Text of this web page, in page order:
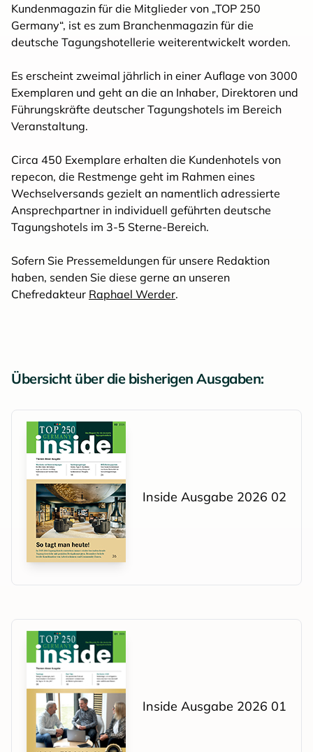
Kundenmagazin für die Mitglieder von „TOP 250
Germany“, ist es zum Branchenmagazin für die
deutsche Tagungshotellerie weiterentwickelt worden.
Es erscheint zweimal jährlich in einer Auflage von 3000
Exemplaren und geht an die an Inhaber, Direktoren und
Führungskräfte deutscher Tagungshotels im Bereich
Veranstaltung.
Circa 450 Exemplare erhalten die Kundenhotels von
repecon, die Restmenge geht im Rahmen eines
Wechselversands gezielt an namentlich adressierte
Ansprechpartner in individuell geführten deutsche
Tagungshotels im 3-5 Sterne-Bereich.
Sofern Sie Pressemeldungen für unsere Redaktion
haben, senden Sie diese gerne an unseren
Chefredakteur Raphael Werder.
Übersicht über die bisherigen Ausgaben:
Inside Ausgabe 2026 02
Inside Ausgabe 2026 01